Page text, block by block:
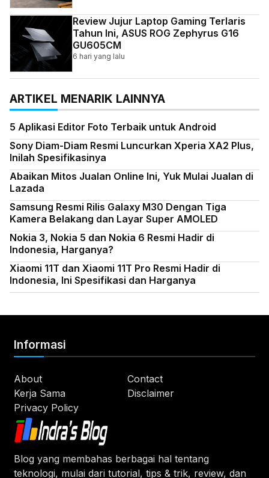
Review Jujur Laptop Gaming Terlaris
Tahun Ini, ASUS ROG Zephyrus G16
GU605CM
6 hari yang lalu
ARTIKEL MENARIK LAINNYA
5 Aplikasi Editor Foto Terbaik untuk Android
Sony Diam-Diam Resmi Luncurkan Xperia XA2 Plus,
Inilah Spesifikasinya
Abaikan Mitos Jualan Online Ini, Yuk Mulai Jualan di
Lazada
Samsung Resmi Rilis Galaxy M30 Dengan Tiga
Kamera Belakang dan Layar Super AMOLED
Nokia 3, Nokia 5 dan Nokia 6 Resmi Hadir di
Indonesia, Harganya?
Xiaomi 11T dan Xiaomi 11T Pro Resmi Hadir di
Indonesia, Ini Spesifikasi dan Harganya
Blog yang membahas berbagai hal tentang
teknologi, mulai dari tutorial, tips & trik, review, dan
Informasi
About
Contact
Kerja Sama
Disclaimer
Privacy Policy